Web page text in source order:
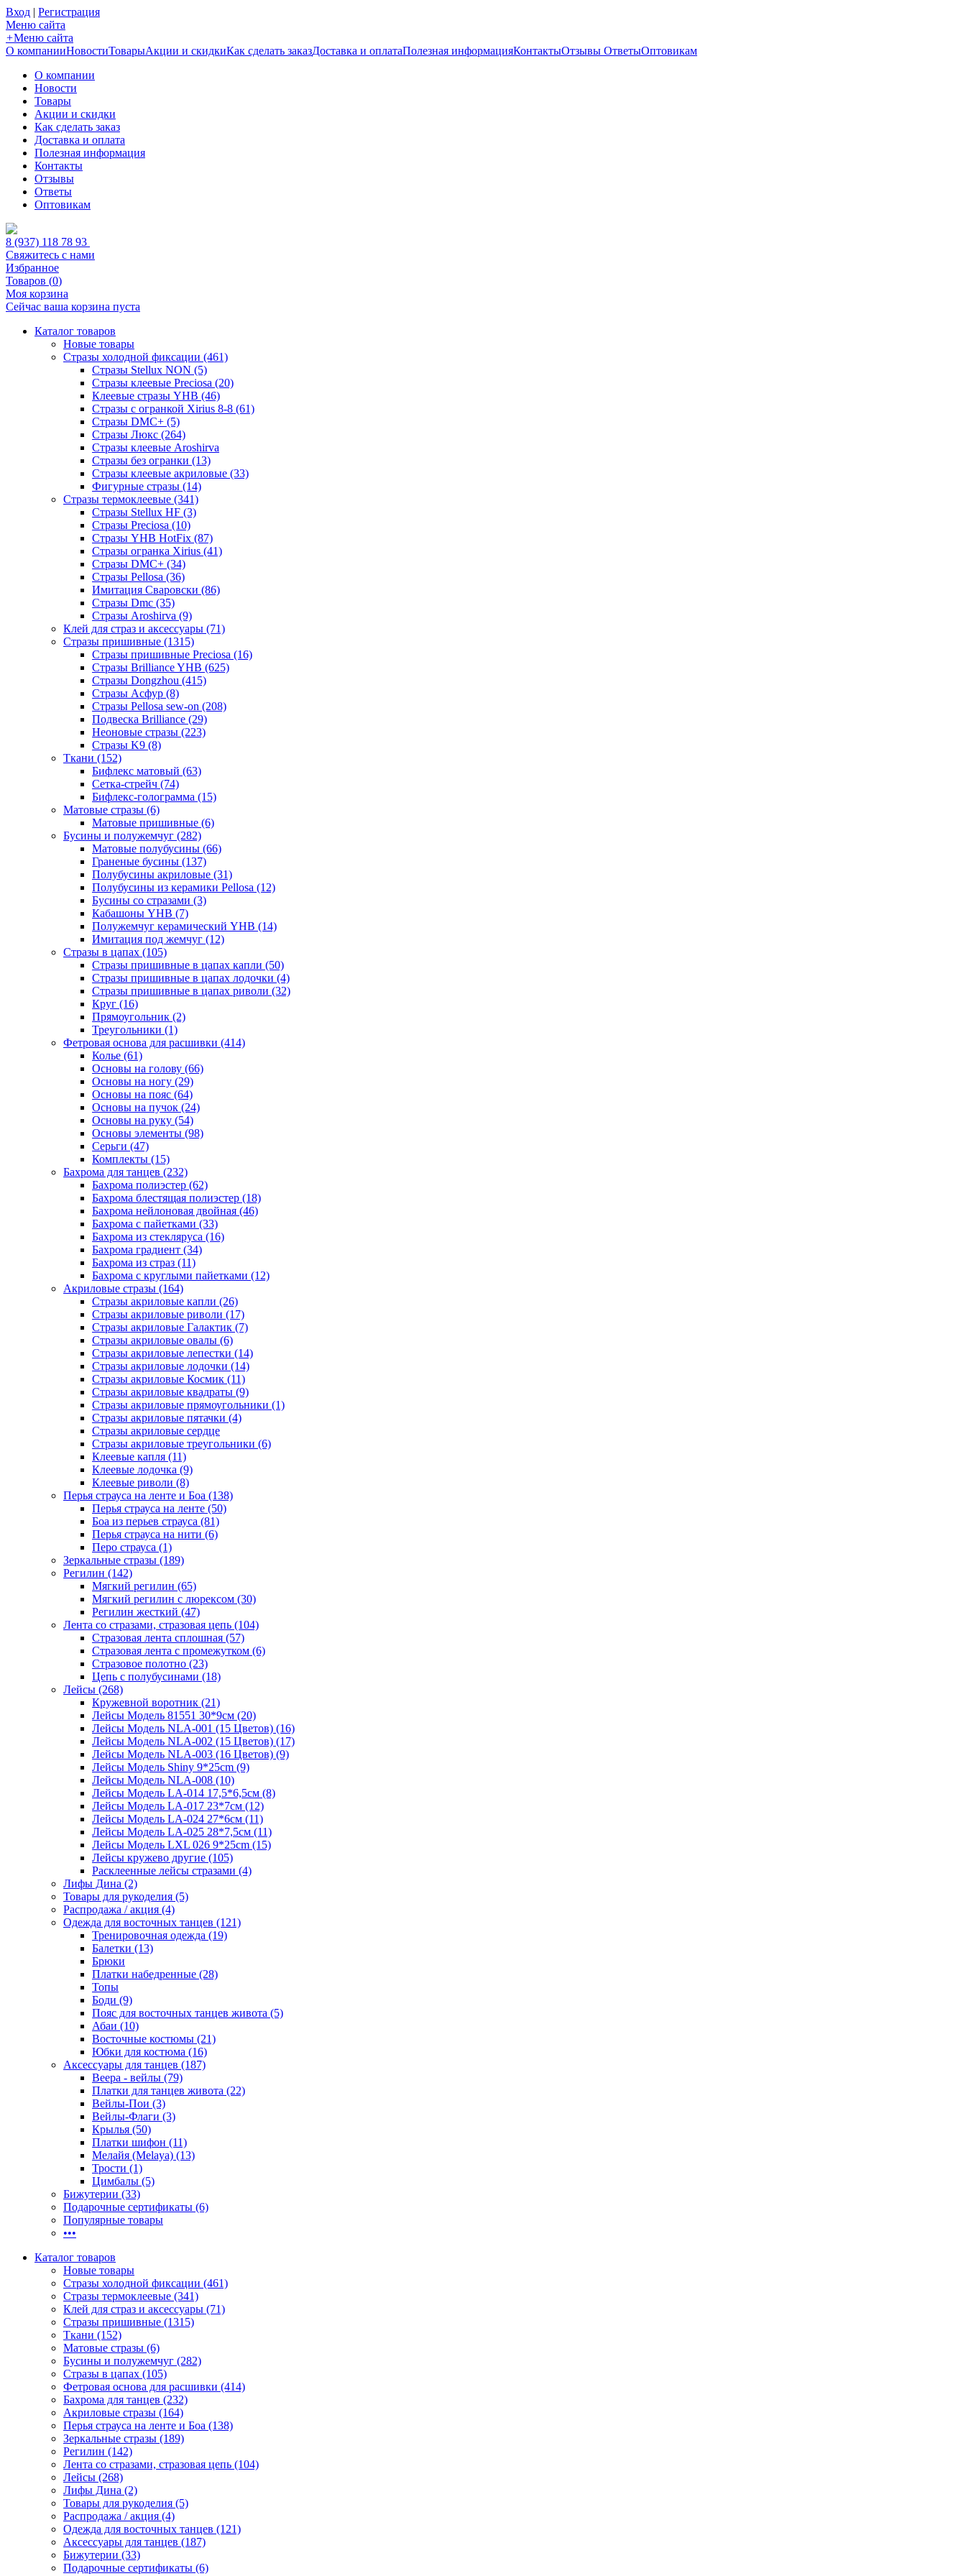
Вход | Регистрация
Меню сайта
+Меню сайта
О компанииНовостиТоварыАкции и скидкиКак сделать заказДоставка и оплатаПолезная информацияКонтактыОтзывы ОтветыОптовикам
О компании
Новости
Товары
Акции и скидки
Как сделать заказ
Доставка и оплата
Полезная информация
Контакты
Отзывы
Ответы
Оптовикам
8 (937) 118 78 93
Свяжитесь с нами
Избранное
Товаров (0)
Моя корзина
Сейчас ваша корзина пуста
Каталог товаров
Новые товары
Стразы холодной фиксации (461)
Стразы Stellux NON (5)
Стразы клеевые Preciosa (20)
Клеевые стразы YHB (46)
Стразы с огранкой Xirius 8-8 (61)
Стразы DMC+ (5)
Стразы Люкс (264)
Стразы клеевые Aroshirva
Стразы без огранки (13)
Стразы клеевые акриловые (33)
Фигурные стразы (14)
Стразы термоклеевые (341)
Стразы Stellux HF (3)
Стразы Preciosa (10)
Стразы YHB HotFix (87)
Стразы огранка Xirius (41)
Стразы DMC+ (34)
Стразы Pellosa (36)
Имитация Сваровски (86)
Стразы Dmc (35)
Стразы Aroshirva (9)
Клей для страз и аксессуары (71)
Стразы пришивные (1315)
Стразы пришивные Preciosa (16)
Стразы Brilliance YHB (625)
Стразы Dongzhou (415)
Стразы Асфур (8)
Стразы Pellosa sew-on (208)
Подвеска Brilliance (29)
Неоновые стразы (223)
Стразы K9 (8)
Ткани (152)
Бифлекс матовый (63)
Сетка-стрейч (74)
Бифлекс-голограмма (15)
Матовые стразы (6)
Матовые пришивные (6)
Бусины и полужемчуг (282)
Матовые полубусины (66)
Граненые бусины (137)
Полубусины акриловые (31)
Полубусины из керамики Pellosa (12)
Бусины со стразами (3)
Кабашоны YHB (7)
Полужемчуг керамический YHB (14)
Имитация под жемчуг (12)
Стразы в цапах (105)
Стразы пришивные в цапах капли (50)
Стразы пришивные в цапах лодочки (4)
Стразы пришивные в цапах риволи (32)
Круг (16)
Прямоугольник (2)
Треугольники (1)
Фетровая основа для расшивки (414)
Колье (61)
Основы на голову (66)
Основы на ногу (29)
Основы на пояс (64)
Основы на пучок (24)
Основы на руку (54)
Основы элементы (98)
Серьги (47)
Комплекты (15)
Бахрома для танцев (232)
Бахрома полиэстер (62)
Бахрома блестящая полиэстер (18)
Бахрома нейлоновая двойная (46)
Бахрома с пайетками (33)
Бахрома из стекляруса (16)
Бахрома градиент (34)
Бахрома из страз (11)
Бахрома с круглыми пайетками (12)
Акриловые стразы (164)
Стразы акриловые капли (26)
Стразы акриловые риволи (17)
Стразы акриловые Галактик (7)
Стразы акриловые овалы (6)
Стразы акриловые лепестки (14)
Стразы акриловые лодочки (14)
Стразы акриловые Космик (11)
Стразы акриловые квадраты (9)
Стразы акриловые прямоугольники (1)
Стразы акриловые пятачки (4)
Стразы акриловые сердце
Стразы акриловые треугольники (6)
Клеевые капля (11)
Клеевые лодочка (9)
Клеевые риволи (8)
Перья страуса на ленте и Боа (138)
Перья страуса на ленте (50)
Боа из перьев страуса (81)
Перья страуса на нити (6)
Перо страуса (1)
Зеркальные стразы (189)
Регилин (142)
Мягкий регилин (65)
Мягкий регилин с люрексом (30)
Регилин жесткий (47)
Лента со стразами, стразовая цепь (104)
Стразовая лента сплошная (57)
Стразовая лента с промежутком (6)
Стразовое полотно (23)
Цепь с полубусинами (18)
Лейсы (268)
Кружевной воротник (21)
Лейсы Модель 81551 30*9см (20)
Лейсы Модель NLA-001 (15 Цветов) (16)
Лейсы Модель NLA-002 (15 Цветов) (17)
Лейсы Модель NLA-003 (16 Цветов) (9)
Лейсы Модель Shiny 9*25cm (9)
Лейсы Модель NLA-008 (10)
Лейсы Модель LA-014 17,5*6,5см (8)
Лейсы Модель LA-017 23*7см (12)
Лейсы Модель LA-024 27*6см (11)
Лейсы Модель LA-025 28*7,5см (11)
Лейсы Модель LXL 026 9*25cm (15)
Лейсы кружево другие (105)
Расклеенные лейсы стразами (4)
Лифы Дина (2)
Товары для рукоделия (5)
Распродажа / акция (4)
Одежда для восточных танцев (121)
Тренировочная одежда (19)
Балетки (13)
Брюки
Платки набедренные (28)
Топы
Боди (9)
Пояс для восточных танцев живота (5)
Абаи (10)
Восточные костюмы (21)
Юбки для костюма (16)
Аксессуары для танцев (187)
Веера - вейлы (79)
Платки для танцев живота (22)
Вейлы-Пои (3)
Вейлы-Флаги (3)
Крылья (50)
Платки шифон (11)
Мелайя (Melaya) (13)
Трости (1)
Цимбалы (5)
Бижутерии (33)
Подарочные сертификаты (6)
Популярные товары
•••
Каталог товаров
Новые товары
Стразы холодной фиксации (461)
Стразы термоклеевые (341)
Клей для страз и аксессуары (71)
Стразы пришивные (1315)
Ткани (152)
Матовые стразы (6)
Бусины и полужемчуг (282)
Стразы в цапах (105)
Фетровая основа для расшивки (414)
Бахрома для танцев (232)
Акриловые стразы (164)
Перья страуса на ленте и Боа (138)
Зеркальные стразы (189)
Регилин (142)
Лента со стразами, стразовая цепь (104)
Лейсы (268)
Лифы Дина (2)
Товары для рукоделия (5)
Распродажа / акция (4)
Одежда для восточных танцев (121)
Аксессуары для танцев (187)
Бижутерии (33)
Подарочные сертификаты (6)